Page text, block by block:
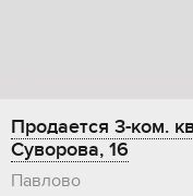
Продается 3-ком.
Суворова, 16
Павлово